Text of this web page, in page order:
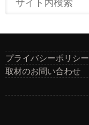
プライバシーポリシー
取材のお問い合わせ